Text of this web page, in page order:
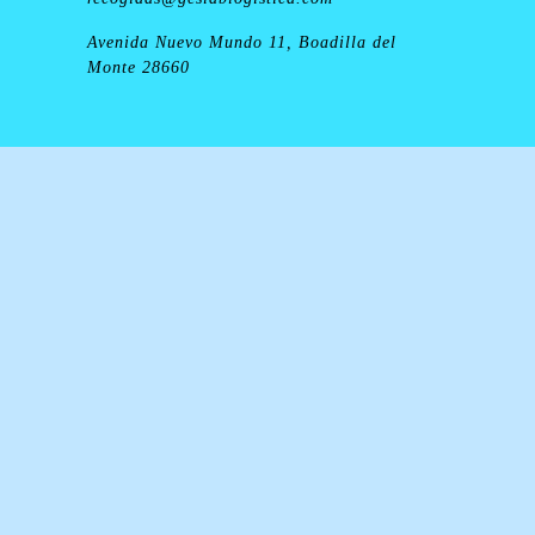
Avenida Nuevo Mundo 11, Boadilla del
Monte 28660